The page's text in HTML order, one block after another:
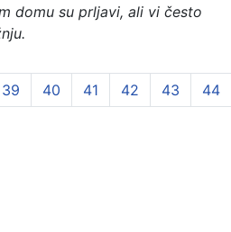
domu su prljavi, ali vi često
39 40 41 42 43 44